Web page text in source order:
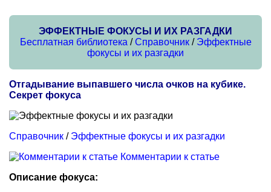
ЭФФЕКТНЫЕ ФОКУСЫ И ИХ РАЗГАДКИ
Бесплатная библиотека /Справочник/ Эффектные
фокусы и их разгадки
Отгадывание выпавшего числа очков на кубике.
Секрет фокуса
Справочник / Эффектные фокусы и их разгадки
Комментарии к статье
Описание фокуса: